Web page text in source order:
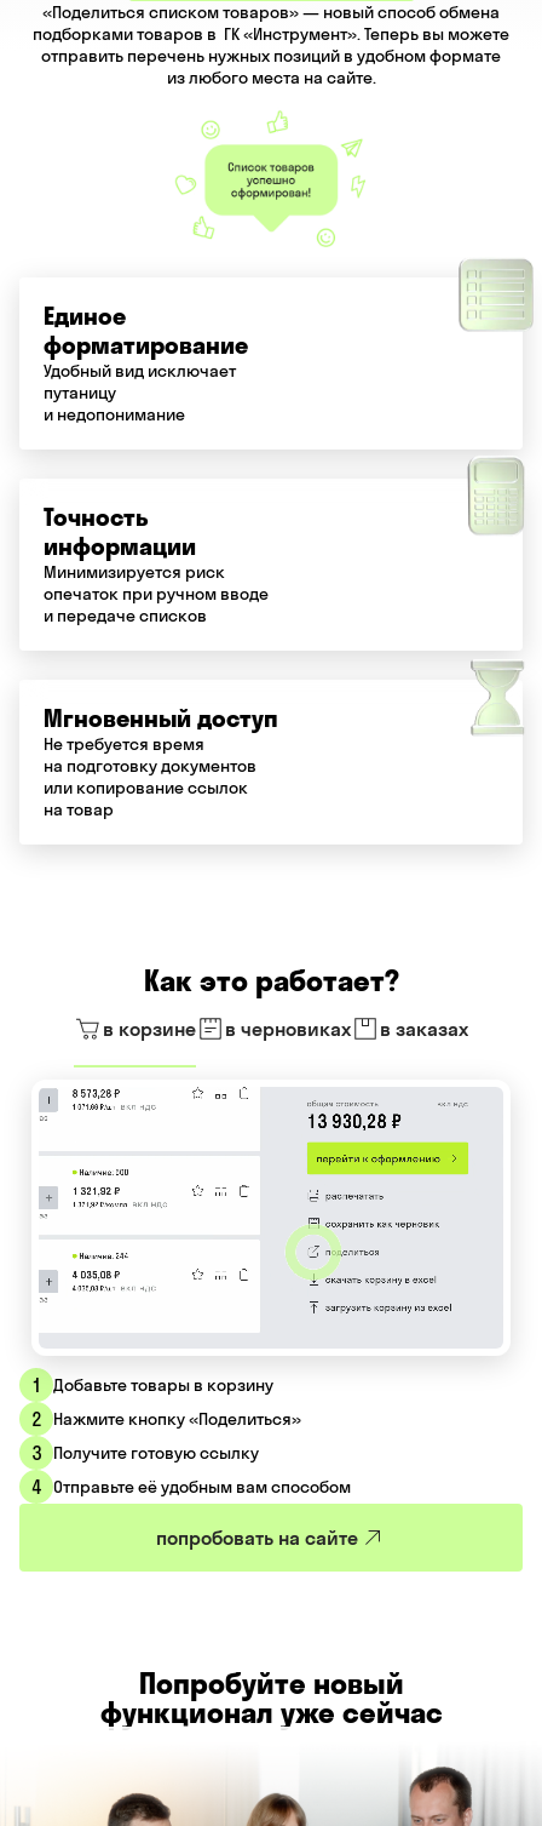
«Поделиться списком товаров» — новый способ обмена
подборками товаров в ГК «Инструмент». Теперь вы можете
отправить перечень нужных позиций в удобном формате
из любого места на сайте.
Единое
форматирование
Удобный вид исключает
путаницу
и недопонимание
Точность
информации
Минимизируется риск
опечаток при ручном вводе
и передаче списков
Мгновенный доступ
Не требуется время
на подготовку документов
или копирование ссылок
на товар
Как это работает?
в корзине в черновиках в заказах
1 Добавьте товары в корзину
2 Нажмите кнопку «Поделиться»
3 Получите готовую ссылку
4 Отправьте её удобным вам способом
попробовать на сайте
Попробуйте новый
функционал уже сейчас